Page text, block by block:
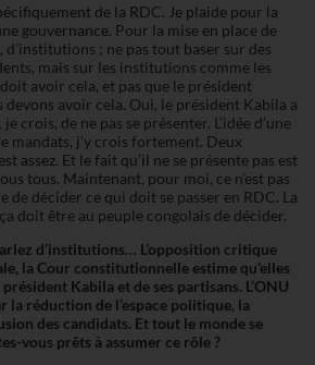
de la RDC. Je plaide pour la
gouvernance. Pour la mise en place de
d’institutions ; ne pas tout baser sur des
mais sur les institutions comme les
avoir cela, et pas que le président
devons avoir cela. Oui, le président Kabila a
crois, de ne pas se présenter. L’idée d’une
mandats, j’y crois fortement. Deux
assez. Et le fait qu’il ne se présente pas est
tous. Maintenant, pour moi, ce n’est pas
de décider ce qui doit se passer en RDC. La
doit être au peuple congolais de décider.
d’institutions… L’opposition critique
la Cour constitutionnelle estime qu’elles
Kabila et de ses partisans. L’ONU
la réduction de l’espace politique, la
des candidats. Et tout le monde se
vous prêts à assumer ce rôle ?